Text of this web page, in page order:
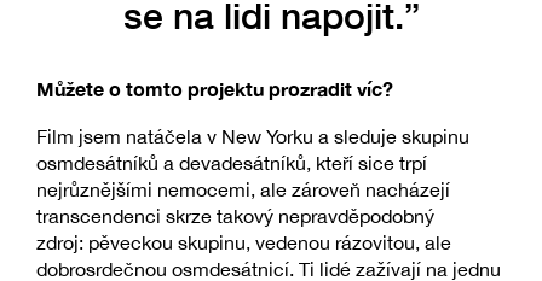
se na lidi napojit.”
Můžete o tomto projektu prozradit víc?
Film jsem natáčela v New Yorku a sleduje skupinu
osmdesátníků a devadesátníků, kteří sice trpí
nejrůznějšími nemocemi, ale zároveň nacházejí
transcendenci skrze takový nepravděpodobný
zdroj: pěveckou skupinu, vedenou rázovitou, ale
dobrosrdečnou osmdesátnicí. Ti lidé zažívají na jednu